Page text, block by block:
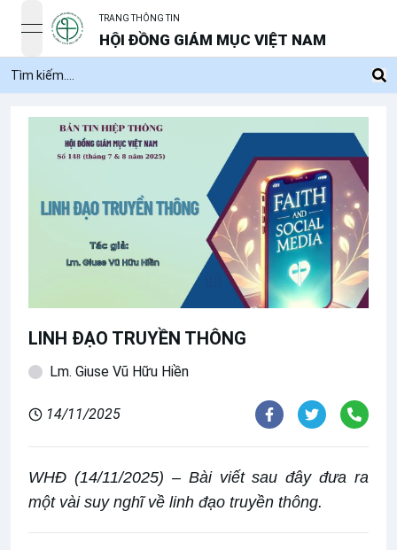
open navigation menu
TRANG THÔNG TIN
HỘI ĐỒNG GIÁM MỤC VIỆT NAM
LINH ĐẠO TRUYỀN THÔNG
Lm. Giuse Vũ Hữu Hiền
14/11/2025
WHĐ (14/11/2025) – Bài viết sau đây đưa ra
một vài suy nghĩ về linh đạo truyền thông.